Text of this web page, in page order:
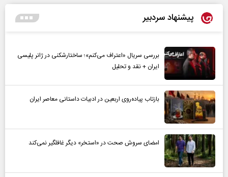
پیشنهاد سردبیر
بررسی سریال «اعتراف می‌کنم»؛ ساختارشکنی در ژانر پلیسی
ایران + نقد و تحلیل
بازتاب پیاده‌روی اربعین در ادبیات داستانی معاصر ایران
امضای سروش صحت در «استخر» دیگر غافلگیر نمی‌کند